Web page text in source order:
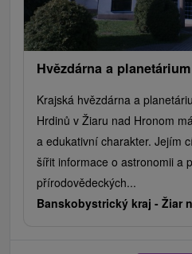
Hvězdárna a
Krajská hvězdárna a
Hrdinů v Žiaru nad Hronom
a edukativní charakter. Jejím
šířit informace o astronomii a
přírodovědeckých...
Banskobystrický kraj - Žiar